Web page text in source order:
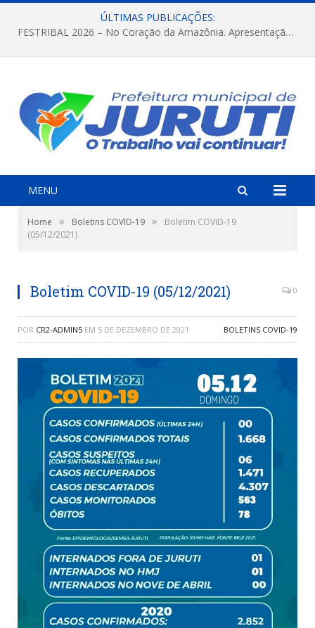
ÚLTIMAS PUBLICAÇÕES:
FESTRIBAL 2026 – No Coração da Amazônia. Apresentação da Munduruku.
MENU
Home » Boletins COVID-19 »
Boletim COVID-19
(05/12/2021)
Boletim COVID-19 (05/12/2021) 0
POR CR2-ADMIN5 EM 5 DE DEZEMBRO DE 2021 BOLETINS COVID-19